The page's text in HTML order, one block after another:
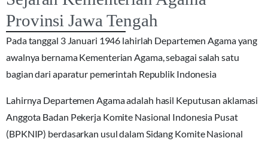
Provinsi Jawa Tengah
Pada tanggal 3 Januari 1946 lahirlah Departemen Agama yang
awalnya bernama Kementerian Agama, sebagai salah satu
bagian dari aparatur pemerintah Republik Indonesia
Lahirnya Departemen Agama adalah hasil Keputusan aklamasi
Anggota Badan Pekerja Komite Nasional Indonesia Pusat
(BPKNIP) berdasarkan usul dalam Sidang Komite Nasional